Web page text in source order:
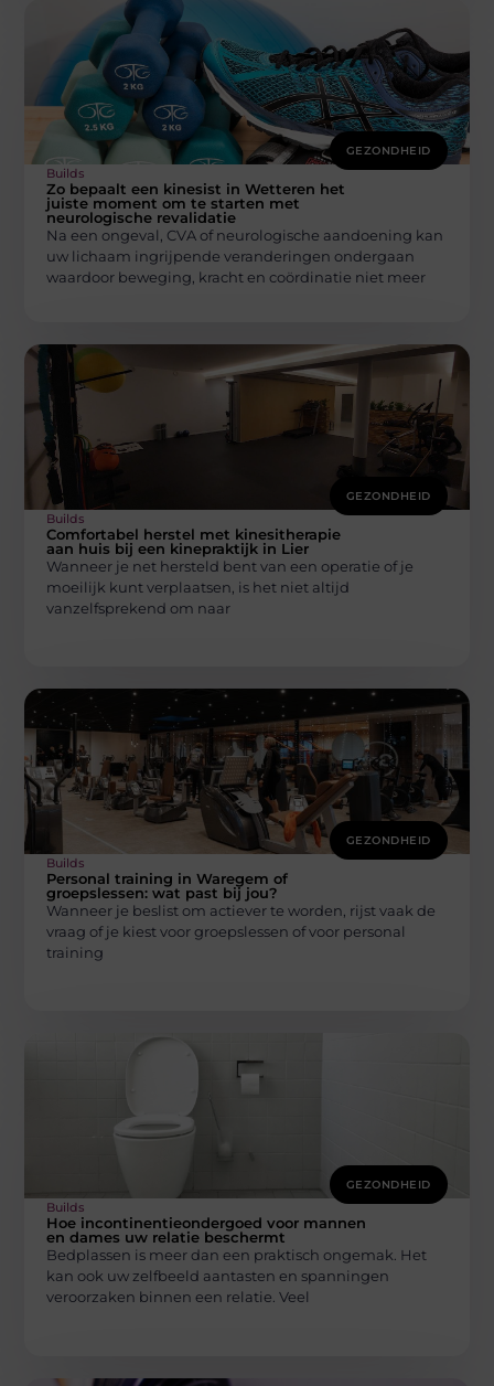
GEZONDHEID
Builds
Zo bepaalt een kinesist in Wetteren het
juiste moment om te starten met
neurologische revalidatie
Na een ongeval, CVA of neurologische aandoening kan
uw lichaam ingrijpende veranderingen ondergaan
waardoor beweging, kracht en coördinatie niet meer
GEZONDHEID
Builds
Comfortabel herstel met kinesitherapie
aan huis bij een kinepraktijk in Lier
Wanneer je net hersteld bent van een operatie of je
moeilijk kunt verplaatsen, is het niet altijd
vanzelfsprekend om naar
GEZONDHEID
Builds
Personal training in Waregem of
groepslessen: wat past bij jou?
Wanneer je beslist om actiever te worden, rijst vaak de
vraag of je kiest voor groepslessen of voor personal
training
GEZONDHEID
Builds
Hoe incontinentieondergoed voor mannen
en dames uw relatie beschermt
Bedplassen is meer dan een praktisch ongemak. Het
kan ook uw zelfbeeld aantasten en spanningen
veroorzaken binnen een relatie. Veel